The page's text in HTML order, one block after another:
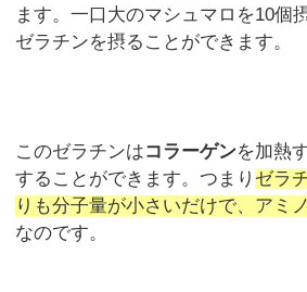
ます。一口大のマシュマロを10個
ゼラチンを摂ることができます。
このゼラチンはコラーゲンを加熱
することができます。つまり ゼラ
りも分子量が小さいだけで、アミ
なのです。